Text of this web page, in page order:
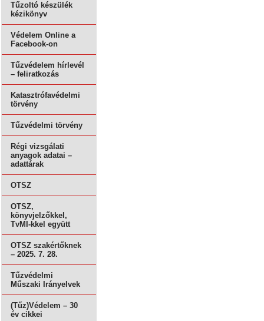
Tűzoltó készülék
kézikönyv
Védelem Online a
Facebook-on
Tűzvédelem hírlevél
– feliratkozás
Katasztrófavédelmi
törvény
Tűzvédelmi törvény
Régi vizsgálati
anyagok adatai –
adattárak
OTSZ
OTSZ,
könyvjelzőkkel,
TvMI-kkel együtt
OTSZ szakértőknek
– 2025. 7. 28.
Tűzvédelmi
Műszaki Irányelvek
(Tűz)Védelem – 30
év cikkei